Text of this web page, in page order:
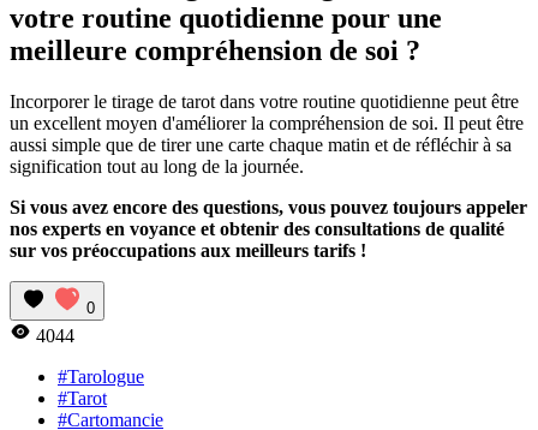
votre routine quotidienne pour une
meilleure compréhension de soi ?
Incorporer le tirage de tarot dans votre routine quotidienne peut être
un excellent moyen d'améliorer la compréhension de soi. Il peut être
aussi simple que de tirer une carte chaque matin et de réfléchir à sa
signification tout au long de la journée.
Si vous avez encore des questions, vous pouvez toujours appeler
nos experts en voyance et obtenir des consultations de qualité
sur vos préoccupations aux meilleurs tarifs !
0
4044
#Tarologue
#Tarot
#Cartomancie